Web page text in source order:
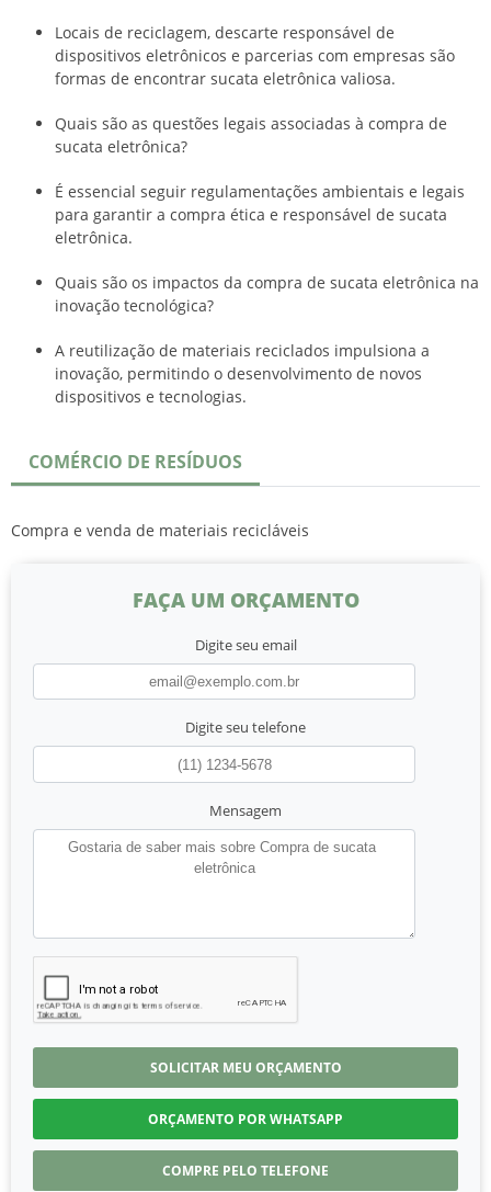
Locais de reciclagem, descarte responsável de
dispositivos eletrônicos e parcerias com empresas são
formas de encontrar sucata eletrônica valiosa.
Quais são as questões legais associadas à compra de
sucata eletrônica?
É essencial seguir regulamentações ambientais e legais
para garantir a compra ética e responsável de sucata
eletrônica.
Quais são os impactos da compra de sucata eletrônica na
inovação tecnológica?
A reutilização de materiais reciclados impulsiona a
inovação, permitindo o desenvolvimento de novos
dispositivos e tecnologias.
COMÉRCIO DE RESÍDUOS
Compra e venda de materiais recicláveis
FAÇA UM ORÇAMENTO
Digite seu email
Digite seu telefone
Mensagem
SOLICITAR MEU ORÇAMENTO
ORÇAMENTO POR WHATSAPP
COMPRE PELO TELEFONE